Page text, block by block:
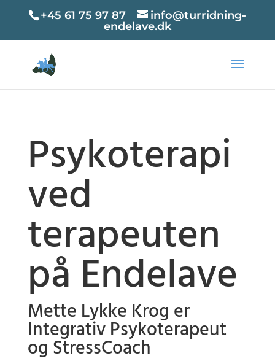
+45 61 75 97 87
info@turridning-
endelave.dk
Psykoterapi
ved
terapeuten
på Endelave
Mette Lykke Krog er
Integrativ Psykoterapeut
og StressCoach